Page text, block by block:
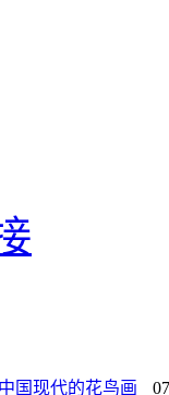
国现代的花鸟画